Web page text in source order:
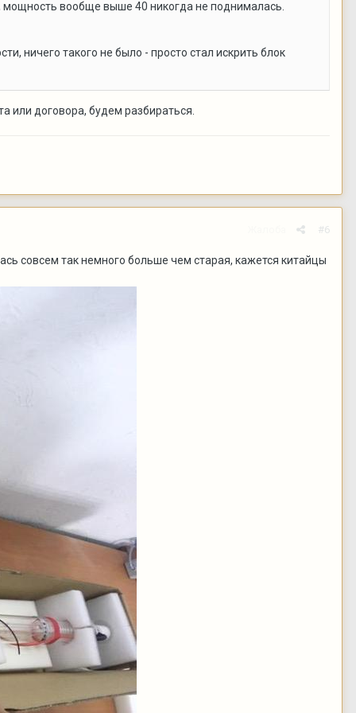
мощность вообще выше 40 никогда не поднималась.
ничего такого не было - просто стал искрить блок
или договора, будем разбираться.
#6
совсем так немного больше чем старая, кажется китайцы